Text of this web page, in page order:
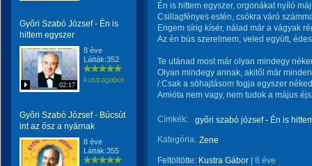
Győri Szabó József - Én is
hittem egyszer
02:17
8 éve
Látták:352
kustragabor
Győri Szabó József - Búcsút
int az ősz a nyárnak
8 éve
Látták:355
Én is hittem egyszer, orgonákat nyíló
Csillagfényes estén, csókra váró
Engem sírig kísér, nálad már a vágyak
Az én bús szerelmem, veled együtt,
Te utánad most már olyan mindegy
Olyan mindegy annak, akitől már
/:Csak a sóhajtásom fogja egyszer
Amióta nem vagy, nem tudok a május
Címkék:
győri szabó józsef - Én is
Kategória: Zene
Feltöltötte: Kustra Gábor 8 éve